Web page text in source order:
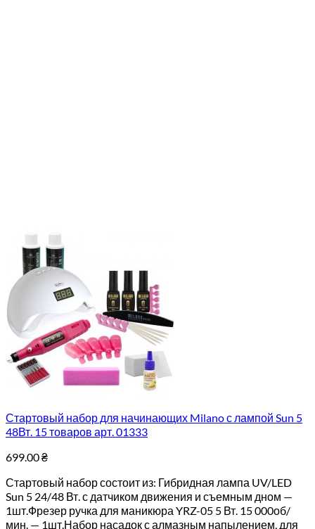
Стартовый набор для начинающих Milano с лампой Sun 5
48Вт. 15 товаров арт. 01333
699.00₴
Стартовый набор состоит из: Гибридная лампа UV/LED
Sun 5 24/48 Вт. с датчиком движения и съемным дном —
1шт.Фрезер ручка для маникюра YRZ-05 5 Вт. 15 000об/
мин. — 1шт.Набор насадок с алмазным напылением, для